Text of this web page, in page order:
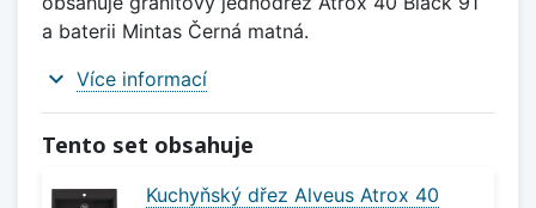
a baterii Mintas Černá matná.
expand_more Více informací
Tento set obsahuje
Kuchyňský dřez Alveus Atrox 40